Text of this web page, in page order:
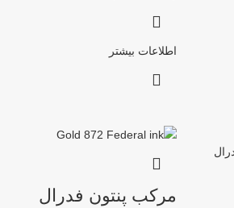
اطلاعات بیشتر
مرکب پنتون فدرال